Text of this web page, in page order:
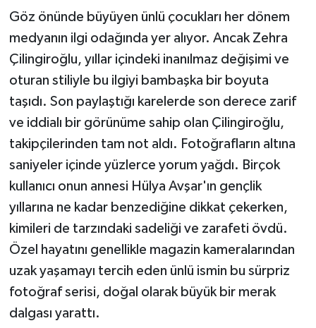
Göz önünde büyüyen ünlü çocukları her dönem
medyanın ilgi odağında yer alıyor. Ancak Zehra
Çilingiroğlu, yıllar içindeki inanılmaz değişimi ve
oturan stiliyle bu ilgiyi bambaşka bir boyuta
taşıdı. Son paylaştığı karelerde son derece zarif
ve iddialı bir görünüme sahip olan Çilingiroğlu,
takipçilerinden tam not aldı. Fotoğrafların altına
saniyeler içinde yüzlerce yorum yağdı. Birçok
kullanıcı onun annesi Hülya Avşar'ın gençlik
yıllarına ne kadar benzediğine dikkat çekerken,
kimileri de tarzındaki sadeliği ve zarafeti övdü.
Özel hayatını genellikle magazin kameralarından
uzak yaşamayı tercih eden ünlü ismin bu sürpriz
fotoğraf serisi, doğal olarak büyük bir merak
dalgası yarattı.